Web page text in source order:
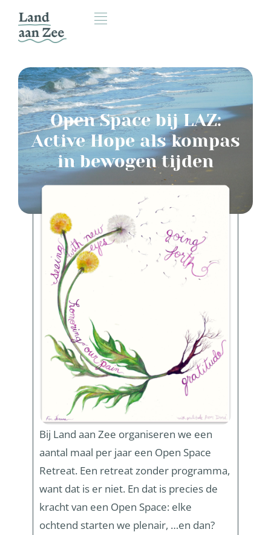
Open Space bij LAZ:
Active Hope als kompas
in bewogen tijden
Bij Land aan Zee organiseren we een
aantal maal per jaar een Open Space
Retreat. Een retreat zonder programma,
want dat is er niet. En dat is precies de
kracht van een Open Space: elke
ochtend starten we plenair, …en dan?